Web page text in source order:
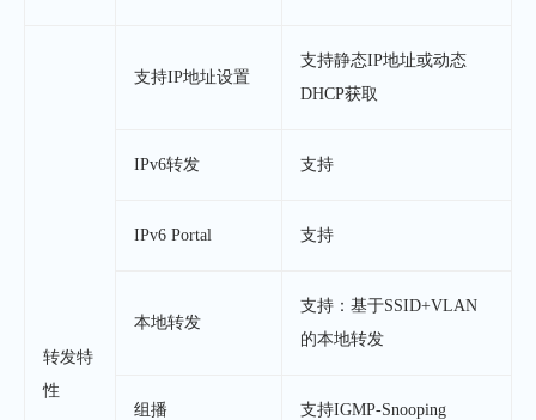
转发特
性
支持IP地址设置
支持静态IP地址或动态
DHCP获取
IPv6转发 支持
IPv6 Portal 支持
本地转发
支持：基于SSID+VLAN
的本地转发
组播 支持IGMP-Snooping